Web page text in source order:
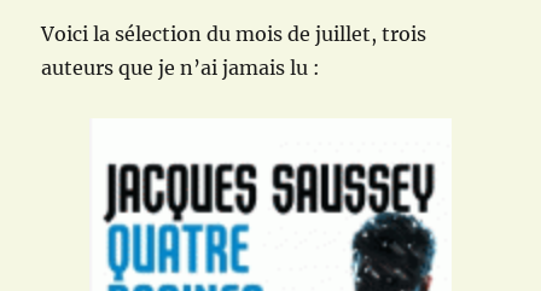
Voici la sélection du mois de juillet, trois
auteurs que je n’ai jamais lu :